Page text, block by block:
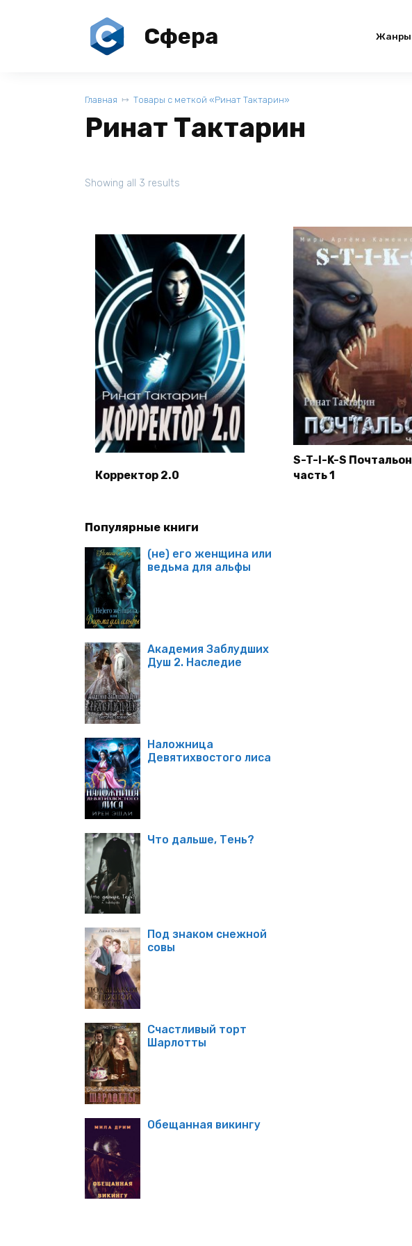
Сфера Жанры
Главная Товары с меткой «Ринат Тактарин»
Ринат Тактарин
Showing all 3 results
Корректор 2.0
S-T-I-K-S Почтальон
часть 1
Популярные книги
(не) его женщина или
ведьма для альфы
Академия Заблудших
Душ 2. Наследие
Наложница
Девятихвостого лиса
Что дальше, Тень?
Под знаком снежной
совы
Счастливый торт
Шарлотты
Обещанная викингу